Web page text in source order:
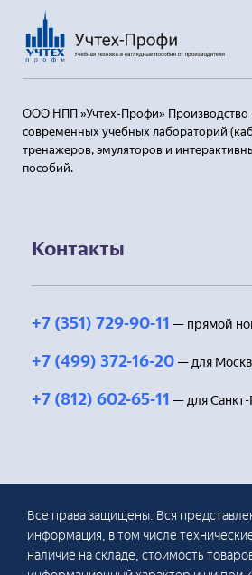
ООО НПП »Учтех-Профи» Производство
современных учебных лабораторий
тренажеров, эмуляторов и
пособий.
Контакты
+7 (351) 729-90-11 — прямой
+7 (499) 372-16-20 — для
+7 (812) 602-65-11 — для
Все права защищены. Вся
информация, в том числе
наличие на складе, стоимость